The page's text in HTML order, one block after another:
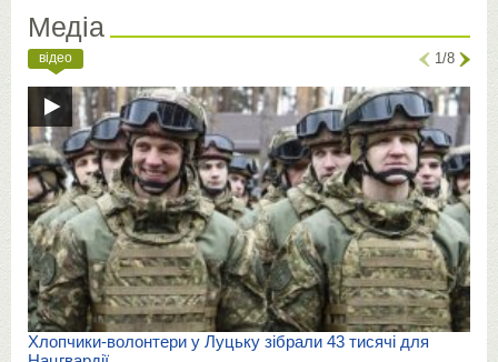
Медіа
відео 1/8
Хлопчики-волонтери у Луцьку зібрали 43 тисячі для